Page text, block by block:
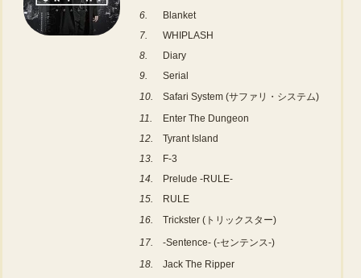
6.
Blanket
7.
WHIPLASH
8.
Diary
9.
Serial
10.
Safari System (サファリ・システム)
11.
Enter The Dungeon
12.
Tyrant Island
13.
F-3
14.
Prelude -RULE-
15.
RULE
16.
Trickster (トリックスター)
17.
-Sentence- (-センテンス-)
18.
Jack The Ripper